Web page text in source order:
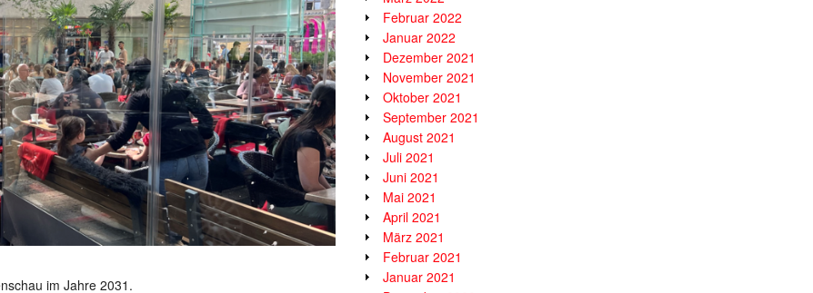
im Jahre 2031.
Februar 2022
Januar 2022
Dezember 2021
November 2021
Oktober 2021
September 2021
August 2021
Juli 2021
Juni 2021
Mai 2021
April 2021
März 2021
Februar 2021
Januar 2021